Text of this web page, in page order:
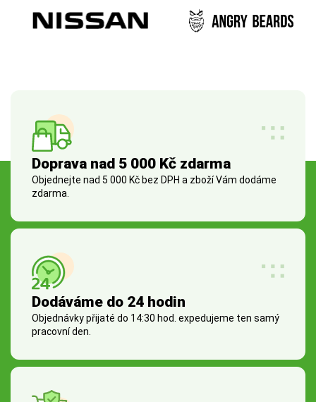
Doprava nad 5 000 Kč zdarma
Objednejte nad 5 000 Kč bez DPH a zboží Vám dodáme
zdarma.
Dodáváme do 24 hodin
Objednávky přijaté do 14:30 hod. expedujeme ten samý
pracovní den.